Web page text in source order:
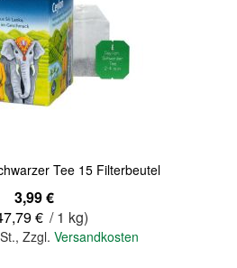
Tee 15 Filterbeutel
3,99 €
€ / 1 kg)
, Zzgl. Versandkosten